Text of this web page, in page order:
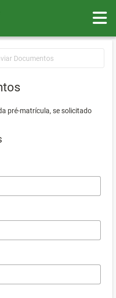
Documentos
pré-matrícula, se solicitado